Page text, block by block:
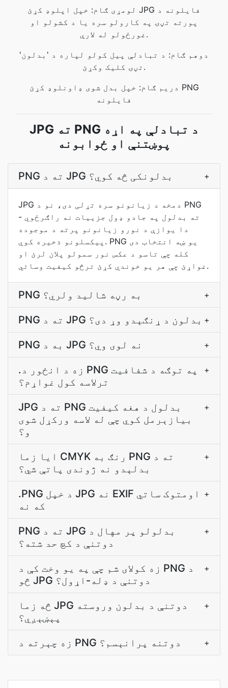
لومړی ګام: خپل اپلوډ کړئ JPG فایلونه د
پورته تڼۍ په کارولو سره یا د کشولو او
غورځولو له لارې.
دوهم ګام: د تبادلې پیل کولو لپاره د 'بدلون'
تڼۍ کلیک وکړئ.
دریم ګام: خپل بدل شوی ډاونلوډ کړئ PNG
فایلونه
JPG ته PNG د تبادلې په اړه
پوښتنې او ځوابونه
PNG ته د JPG بدلونکی څه کوي؟ +
JPG دمخه د زیانونو سره تړلی دی، نو د PNG
ته بدلول په جادو ډول جزییات نه راګرځوي -
دا یوازې د نورو زیانونو پرته د موجوده
پیکسلونو ذخیره کوي. PNG یو ښه انتخاب دی
کله چې تاسو د عکس نور سمولو پلان لرئ او
غواړئ چې هر یو خوندي کړئ ترڅو کیفیت وساتي.
PNG به رڼه شاليد ولري؟ +
PNG ته د JPG بدلون د ړنګېدو وړ دی؟ +
PNG به د JPG نه لوى وي؟ +
.زه د انځور د PNG په توګه د شفافيت
ترلاسه کول غواړم؟
+
JPG ته د PNG بدلول د هغه کیفیت
بيازېرمل کوي چې له لاسه ورکړل شوی
و؟
+
ایا زما CMYK رنګ به PNG ته د
بدلېدو نه ژوندی پاتې شي؟
+
.PNG د خپل JPG نه EXIF اومتوک ساتي
که نه
+
PNG ته د JPG بدلولو پر مهال د
دوتنې د کچ حد شته؟
+
زه کولای شم چې په يو وخت کې د PNG د
څو JPG دوتنې د ډله-اړول؟
+
څه زما JPG دوتنې د بدلون وروسته
پېښېږي؟
+
زه چېرته د PNG دوتنه پرانېسم؟ +